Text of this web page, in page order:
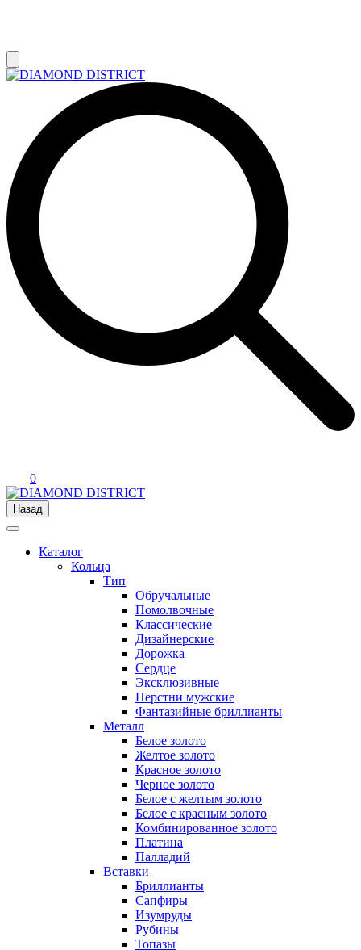
0
Назад
Каталог
Кольца
Тип
Обручальные
Помолвочные
Классические
Дизайнерские
Дорожка
Сердце
Эксклюзивные
Перстни мужские
Фантазийные бриллианты
Металл
Белое золото
Желтое золото
Красное золото
Черное золото
Белое с желтым золото
Белое с красным золото
Комбинированное золото
Платина
Палладий
Вставки
Бриллианты
Сапфиры
Изумруды
Рубины
Топазы